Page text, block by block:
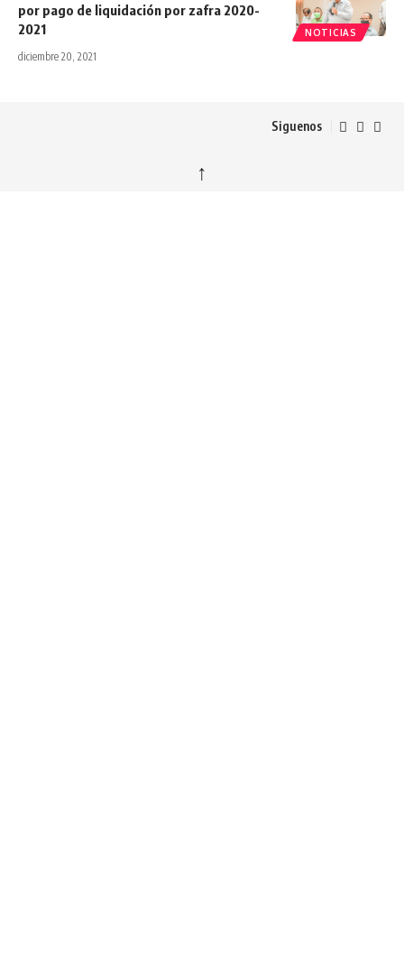
NOTICIAS
por pago de liquidación por zafra 2020-
2021
diciembre 20, 2021
Siguenos
↑